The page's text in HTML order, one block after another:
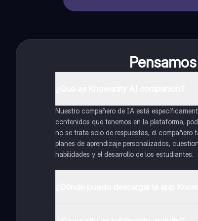
Nuestro compañero de IA está
contenidos que tenemos en la plataforma,
no se trata solo de respuestas, el compañero
planes de aprendizaje personalizados,
habilidades y el desarrollo de los estudiantes.